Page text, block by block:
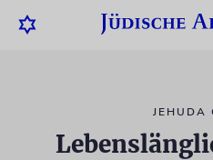
JEHUDA